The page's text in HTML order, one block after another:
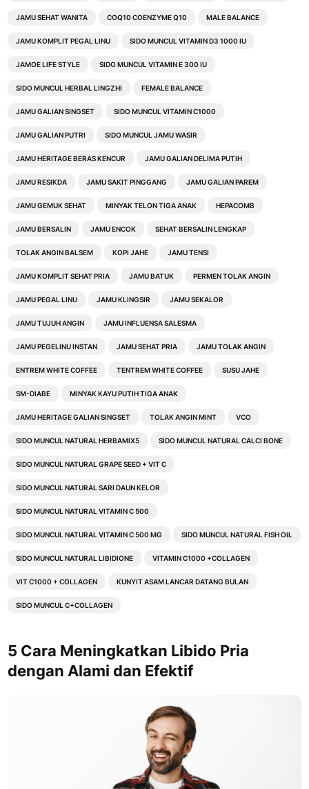
JAMU SEHAT WANITA COQ10 COENZYME Q10 MALE BALANCE
JAMU KOMPLIT PEGAL LINU SIDO MUNCUL VITAMIN D3 1000 IU
JAMOE LIFE STYLE SIDO MUNCUL VITAMIN E 300 IU
SIDO MUNCUL HERBAL LINGZHI FEMALE BALANCE
JAMU GALIAN SINGSET SIDO MUNCUL VITAMIN C1000
JAMU GALIAN PUTRI SIDO MUNCUL JAMU WASIR
JAMU HERITAGE BERAS KENCUR JAMU GALIAN DELIMA PUTIH
JAMU RESIKDA JAMU SAKIT PINGGANG JAMU GALIAN PAREM
JAMU GEMUK SEHAT MINYAK TELON TIGA ANAK HEPACOMB
JAMU BERSALIN JAMU ENCOK SEHAT BERSALIN LENGKAP
TOLAK ANGIN BALSEM KOPI JAHE JAMU TENSI
JAMU KOMPLIT SEHAT PRIA JAMU BATUK PERMEN TOLAK ANGIN
JAMU PEGAL LINU JAMU KLINGSIR JAMU SEKALOR
JAMU TUJUH ANGIN JAMU INFLUENSA SALESMA
JAMU PEGELINU INSTAN JAMU SEHAT PRIA JAMU TOLAK ANGIN
ENTREM WHITE COFFEE TENTREM WHITE COFFEE SUSU JAHE
SM-DIABE MINYAK KAYU PUTIH TIGA ANAK
JAMU HERITAGE GALIAN SINGSET TOLAK ANGIN MINT VCO
SIDO MUNCUL NATURAL HERBAMIX5 SIDO MUNCUL NATURAL CALCI BONE
SIDO MUNCUL NATURAL GRAPE SEED + VIT C
SIDO MUNCUL NATURAL SARI DAUN KELOR
SIDO MUNCUL NATURAL VITAMIN C 500
SIDO MUNCUL NATURAL VITAMIN C 500 MG SIDO MUNCUL NATURAL FISH OIL
SIDO MUNCUL NATURAL LIBIDIONE VITAMIN C1000 +COLLAGEN
VIT C1000 + COLLAGEN KUNYIT ASAM LANCAR DATANG BULAN
SIDO MUNCUL C+COLLAGEN
5 Cara Meningkatkan Libido Pria
dengan Alami dan Efektif